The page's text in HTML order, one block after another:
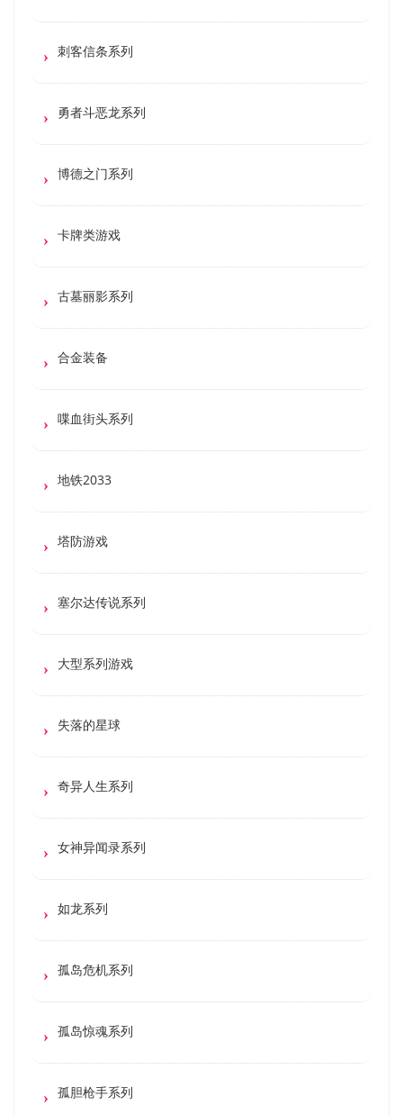
刺客信条系列
勇者斗恶龙系列
博德之门系列
卡牌类游戏
古墓丽影系列
合金装备
喋血街头系列
地铁2033
塔防游戏
塞尔达传说系列
大型系列游戏
失落的星球
奇异人生系列
女神异闻录系列
如龙系列
孤岛危机系列
孤岛惊魂系列
孤胆枪手系列